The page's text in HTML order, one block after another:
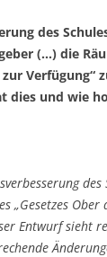
des
(…) die
Verfügung“
und wie
„Gesetzes
Entwurf sieht